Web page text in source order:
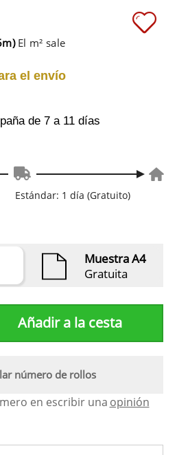
El m² sale
el envío
de 7 a 11 días
Estándar: 1 día (Gratuito)
Muestra A4
Gratuita
Añadir a la cesta
número de rollos
en escribir una opinión